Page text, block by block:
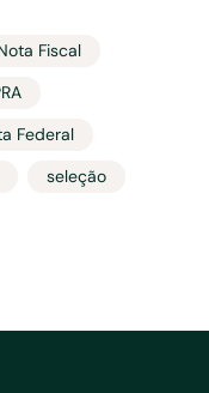
Fiscal
Federal
seleção